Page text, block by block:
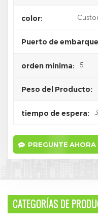
color:
Puerto de
orden mínima: 5
Peso del Producto:
tiempo de espera:
PREGUNTE AHORA
CATEGORÍAS DE